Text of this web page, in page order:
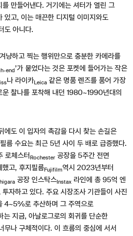
만들어낸다. 거기에는 셔터가 열린 그
있고, 이는 매끈한 디지털 이미지와도
도 아니다.
냥하고 찍는 행위만으로 충분한 카메라를
end’가 붙었다는 것은 포켓에 들어가는 작은
나 라이카Leica 같은 명품 렌즈를 품어 가장
운 찰나를 포착해 내던 1980~1990년대의
에도 이 입자의 촉감을 다시 찾는 손길은
름 수요는 최근 5년 사이 두 배로 급증했다.
로체스터 Rochester 공장을 5주간 전면
고, 후지필름Fujifilm역시 2023년부터
공장 인스탁스Instax 라인에 총 95억 엔
자하고 있다. 주요 시장조사 기관들이 사진
4~5%로 추산하며 그 주역으로
지금, 아날로그로의 회귀를 단순한
무나 구체적이다. 이 흐름의 중심에 서서